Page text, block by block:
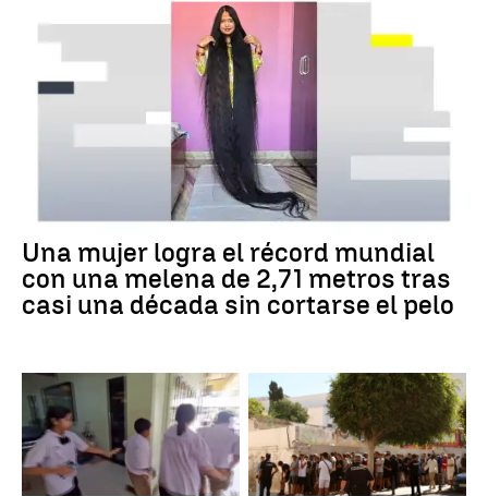
Una mujer logra el récord mundial
con una melena de 2,71 metros tras
casi una década sin cortarse el pelo